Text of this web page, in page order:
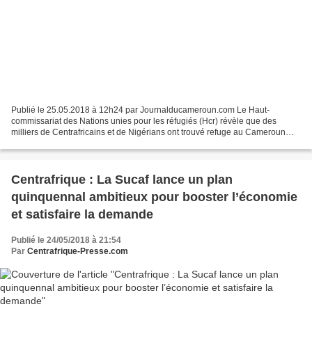
Publié le 25.05.2018 à 12h24 par Journalducameroun.com Le Haut-
commissariat des Nations unies pour les réfugiés (Hcr) révèle que des
milliers de Centrafricains et de Nigérians ont trouvé refuge au Cameroun
Centrafrique : La Sucaf lance un plan
quinquennal ambitieux pour booster l’économie
et satisfaire la demande
Publié le 24/05/2018 à 21:54
Par Centrafrique-Presse.com